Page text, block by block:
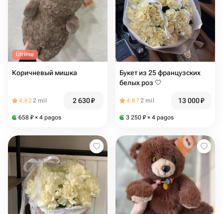
Último
Коричневый мишка
4.822 mil 2 630₽
658 ₽ × 4 pagos
Букет из 25 французских
белых роз 🤍
4.872 mil 13 000₽
3 250 ₽ × 4 pagos